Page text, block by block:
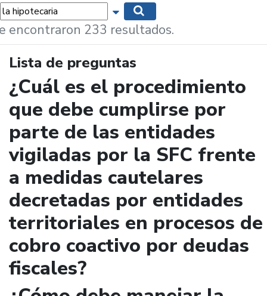
Mostrar opciones de búsqueda
encontraron 233 resultados.
Lista de preguntas
¿Cuál es el procedimiento
que debe cumplirse por
parte de las entidades
vigiladas por la SFC frente
a medidas cautelares
decretadas por entidades
territoriales en procesos de
cobro coactivo por deudas
fiscales?